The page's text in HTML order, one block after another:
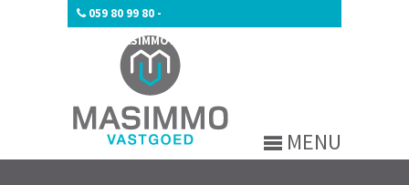
059 80 99 80 -
INFO@MASIMMOVASTGOED.BE
MENU